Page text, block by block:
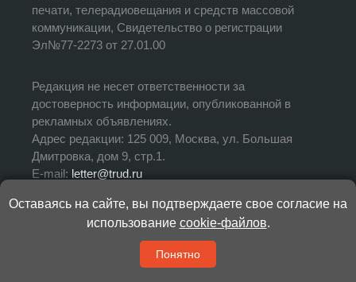
печати, телерадиовещания и средств массовой
коммуникации, Свидетельство о регистрации
Эл№77-2273 от 27.01.00
Редакция не несет ответственности за
достоверность информации, опубликованной в
рекламных объявлениях.
Адрес редакции: 125 009, Москва, ул. Большая
Дмитровка, дом 9, стр.1.
E-mail: letter@trud.ru
УЧРЕДИТЕЛЬ: АНО «Редакция газеты «Труд»
ИЗДАТЕЛЬ: АНО «Редакция газеты «Труд»
ГЛАВНЫЙ РЕДАКТОР: Валерий Симонов
Оставаясь на сайте, вы подтверждаете свое согласие на
использование cookie-файлов.
Понятно